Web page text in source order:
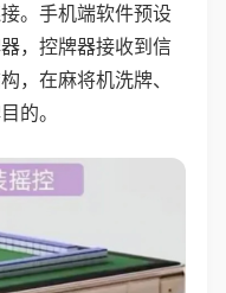
。手机端软件预设
，控牌器接收到信
，在麻将机洗牌、
的。